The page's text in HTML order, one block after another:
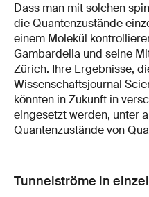
Dass man mit solchen
die Quantenzustände
einem Molekül
Gambardella und seine
Zürich. Ihre Ergebnisse,
Wissenschaftsjournal
könnten in Zukunft in
eingesetzt werden, unter
Quantenzustände von
Tunnelströme in